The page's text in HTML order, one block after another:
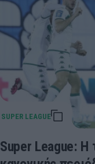
Super League: Η